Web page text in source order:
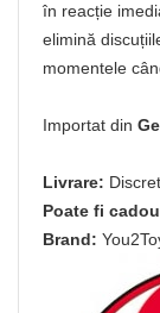
în reacție
elimină
momentele
Importat din
Livrare:
Poate fi
Brand: